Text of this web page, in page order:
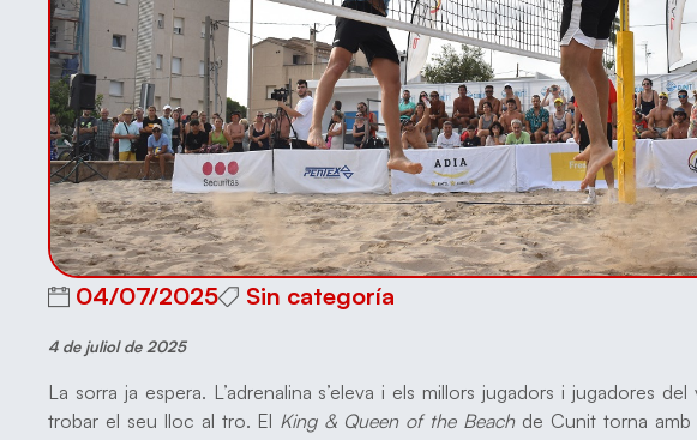
04/07/2025 Sin categoría
4 de juliol de 2025
La sorra ja espera. L’adrenalina s’eleva i els millors jugadors i jugadores
trobar el seu lloc al tro. El King & Queen of the Beachde Cunit torna amb